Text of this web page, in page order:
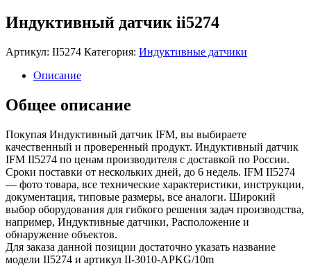
Индуктивный датчик ii5274
Артикул: II5274 Категория: Индуктивные датчики
Описание
Общее описание
Покупая Индуктивный датчик IFM, вы выбираете
качественный и проверенный продукт. Индуктивный датчик
IFM II5274 по ценам производителя с доставкой по России.
Сроки поставки от нескольких дней, до 6 недель. IFM II5274
— фото товара, все технические характеристики, инструкции,
документация, типовые размеры, все аналоги. Широкий
выбор оборудования для гибкого решения задач производства,
например, Индуктивные датчики, Расположение и
обнаружение объектов.
Для заказа данной позиции достаточно указать название
модели II5274 и артикул II-3010-APKG/10m